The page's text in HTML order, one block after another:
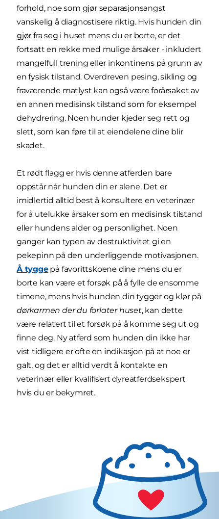
forhold, noe som gjør separasjonsangst
vanskelig å diagnostisere riktig. Hvis hunden din
gjør fra seg i huset mens du er borte, er det
fortsatt en rekke med mulige årsaker - inkludert
mangelfull trening eller inkontinens på grunn av
en fysisk tilstand. Overdreven pesing, sikling og
fraværende matlyst kan også være forårsaket av
en annen medisinsk tilstand som for eksempel
dehydrering. Noen hunder kjeder seg rett og
slett, som kan føre til at eiendelene dine blir
skadet.
Et rødt flagg er hvis denne atferden bare
oppstår når hunden din er alene. Det er
imidlertid alltid best å konsultere en veterinær
for å utelukke årsaker som en medisinsk tilstand
eller hundens alder og personlighet. Noen
ganger kan typen av destruktivitet gi en
pekepinn på den underliggende motivasjonen.
Å tyggepå favorittskoene dine mens du er
borte kan være et forsøk på å fylle de ensomme
timene, mens hvis hunden din tygger og klør på
dørkarmen der du forlater huset, kan dette
være relatert til et forsøk på å komme seg ut og
finne deg. Ny atferd som hunden din ikke har
vist tidligere er ofte en indikasjon på at noe er
galt, og det er alltid verdt å kontakte en
veterinær eller kvalifisert dyreatferdsekspert
hvis du er bekymret.